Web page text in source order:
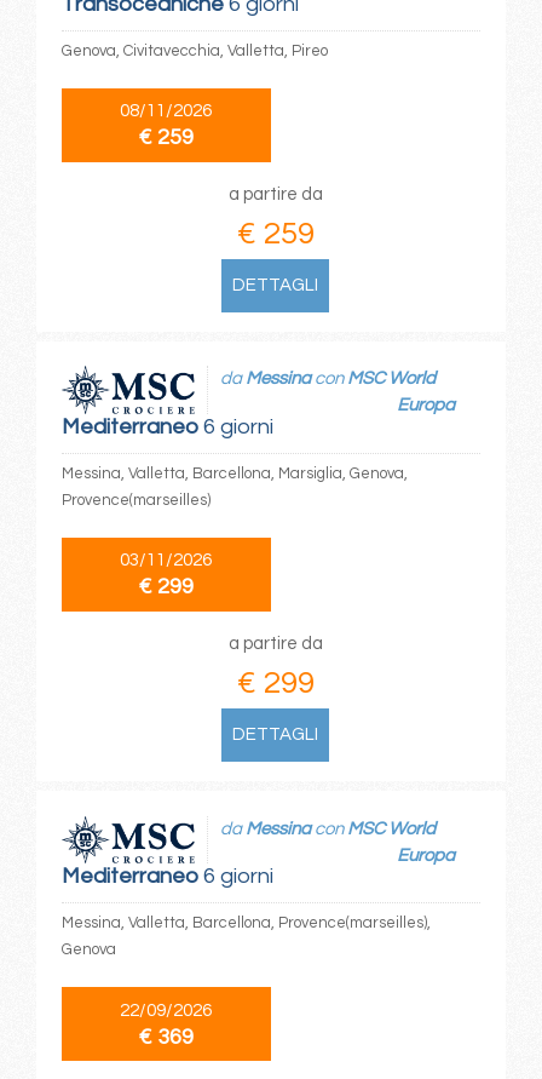
Genova, Civitavecchia, Valletta, Pireo
08/11/2026
€ 259
a partire da
€ 259
DETTAGLI
Mediterraneo6 giorni
da Messinacon MSC World
Europa
Messina, Valletta, Barcellona, Marsiglia, Genova,
Provence(marseilles)
03/11/2026
€ 299
a partire da
€ 299
DETTAGLI
Mediterraneo6 giorni
da Messinacon MSC World
Europa
Messina, Valletta, Barcellona, Provence(marseilles),
Genova
22/09/2026
€ 369